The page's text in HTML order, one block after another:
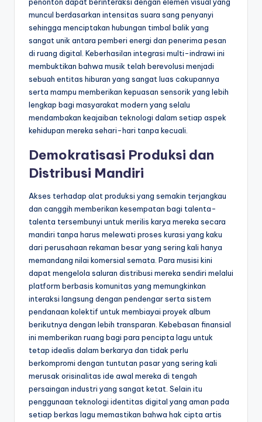
muncul berdasarkan intensitas suara sang penyanyi
sehingga menciptakan hubungan timbal balik yang
sangat unik antara pemberi energi dan penerima pesan
di ruang digital. Keberhasilan integrasi multi-indrawi ini
membuktikan bahwa musik telah berevolusi menjadi
sebuah entitas hiburan yang sangat luas cakupannya
serta mampu memberikan kepuasan sensorik yang lebih
lengkap bagi masyarakat modern yang selalu
mendambakan keajaiban teknologi dalam setiap aspek
kehidupan mereka sehari-hari tanpa kecuali.
Demokratisasi Produksi dan
Distribusi Mandiri
Akses terhadap alat produksi yang semakin terjangkau
dan canggih memberikan kesempatan bagi talenta-
talenta tersembunyi untuk merilis karya mereka secara
mandiri tanpa harus melewati proses kurasi yang kaku
dari perusahaan rekaman besar yang sering kali hanya
memandang nilai komersial semata. Para musisi kini
dapat mengelola saluran distribusi mereka sendiri melalui
platform berbasis komunitas yang memungkinkan
interaksi langsung dengan pendengar serta sistem
pendanaan kolektif untuk membiayai proyek album
berikutnya dengan lebih transparan. Kebebasan finansial
ini memberikan ruang bagi para pencipta lagu untuk
tetap idealis dalam berkarya dan tidak perlu
berkompromi dengan tuntutan pasar yang sering kali
merusak orisinalitas ide awal mereka di tengah
persaingan industri yang sangat ketat. Selain itu
penggunaan teknologi identitas digital yang aman pada
setiap berkas lagu memastikan bahwa hak cipta artis